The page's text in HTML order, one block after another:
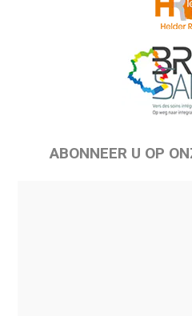
ABONNEER U OP